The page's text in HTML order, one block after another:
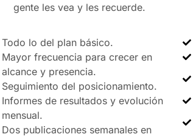
gente les vea y les recuerde.
Todo lo del plan básico.
Mayor frecuencia para crecer en
alcance y presencia.
Seguimiento del posicionamiento.
Informes de resultados y evolución
mensual.
Dos publicaciones semanales en